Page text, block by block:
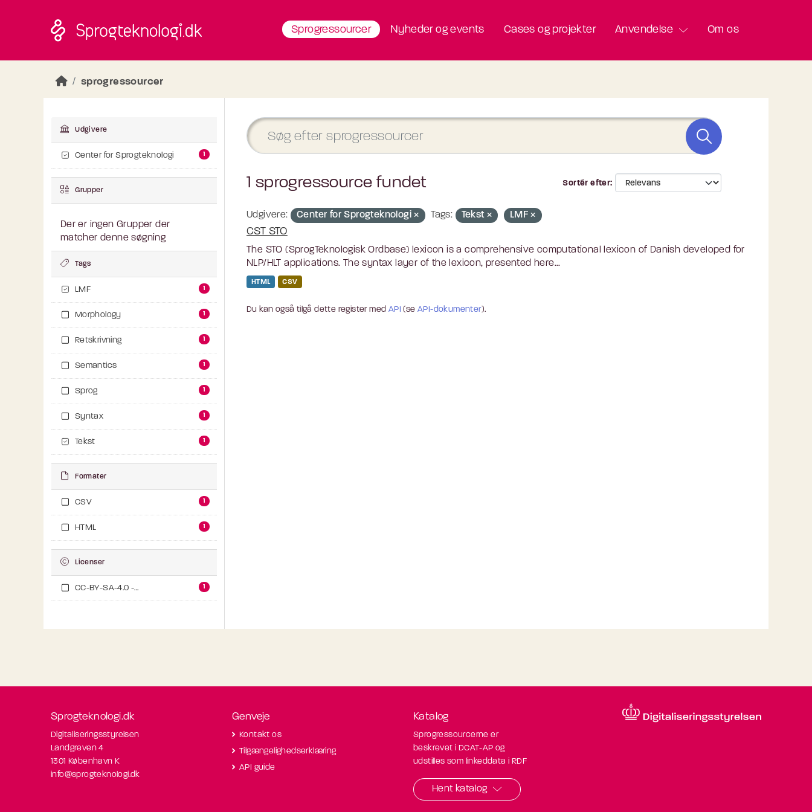
Sprogressourcer Nyheder og events Cases og projekter Anvendelse Om os
sprogressourcer
Udgivere
Center for Sprogteknologi 1
Grupper
Der er ingen Grupper der
matcher denne søgning
Tags
LMF 1
Morphology 1
Retskrivning 1
Semantics 1
Sprog 1
Syntax 1
Tekst 1
Formater
CSV 1
HTML 1
Licenser
CC-BY-SA-4.0 -... 1
Sortér efter
1 sprogressource fundet
Udgivere: Center for Sprogteknologi Tags: Tekst LMF
CST STO
The STO (SprogTeknologisk Ordbase) lexicon is a comprehensive computational lexicon of Danish developed for
NLP/HLT applications. The syntax layer of the lexicon, presented here...
HTML CSV
Du kan også tilgå dette register med API (seAPI-dokumenter).
Sprogteknologi.dk
Digitaliseringsstyrelsen
Landgreven 4
1301 København K
info@sprogteknologi.dk
Genveje
Kontakt os
Tilgængelighedserklæring
API guide
Katalog
Sprogressourcerne er
beskrevet i DCAT-AP og
udstilles som linkeddata i RDF
Hent katalog